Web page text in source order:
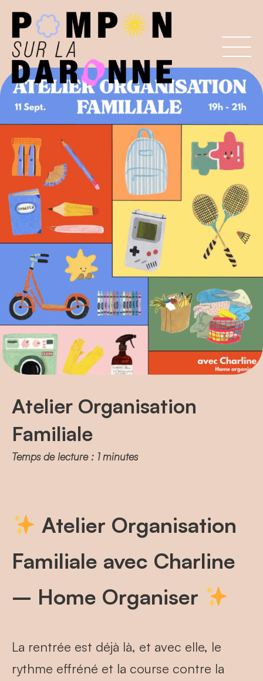
Atelier Organisation
Familiale
Temps de lecture : 1 minutes
Atelier Organisation
Familiale avec Charline
– Home Organiser
La rentrée est déjà là, et avec elle, le
rythme effréné et la course contre la